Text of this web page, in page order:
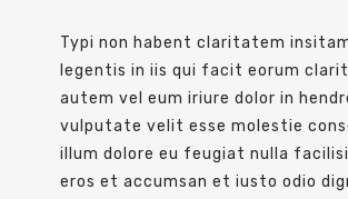
Typi non habent claritatem
legentis in iis qui facit eorum
autem vel eum iriure dolor in
vulputate velit esse molestie
illum dolore eu feugiat nulla
eros et accumsan et iusto odio